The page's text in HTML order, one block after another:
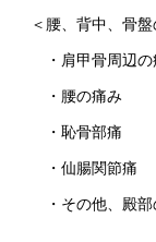
＜腰、背中、骨
・肩甲骨周辺の
・腰の痛み
・恥骨部痛
・仙腸関節痛
・その他、殿部